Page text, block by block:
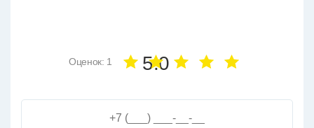
5.0
Оценок: 1